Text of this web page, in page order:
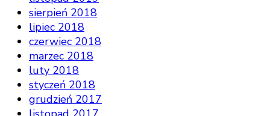
sierpień 2018
lipiec 2018
czerwiec 2018
marzec 2018
luty 2018
styczeń 2018
grudzień 2017